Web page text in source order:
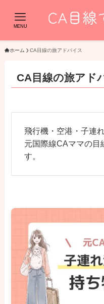
MENU
ホーム CA目線の旅アドバイス
CA目線の旅アド
飛行機・空港・子連
元国際線CAママの目
す。